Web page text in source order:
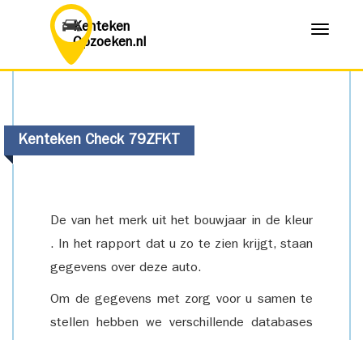
Kenteken
Opzoeken.nl
Menu
Kenteken Check 79ZFKT
De van het merk uit het bouwjaar in de kleur
. In het rapport dat u zo te zien krijgt, staan
gegevens over deze auto.
Om de gegevens met zorg voor u samen te
stellen hebben we verschillende databases